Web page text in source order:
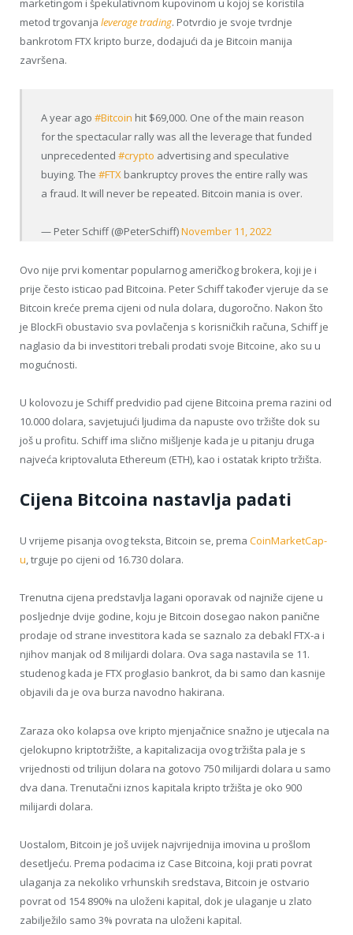
marketingom i špekulativnom kupovinom u kojoj se koristila
metod trgovanja leverage trading. Potvrdio je svoje tvrdnje
bankrotom FTX kripto burze, dodajući da je Bitcoin manija
završena.
A year ago#Bitcoin hit $69,000. One of the main reason
for the spectacular rally was all the leverage that funded
unprecedented#crypto advertising and speculative
buying. The#FTX bankruptcy proves the entire rally was
a fraud. It will never be repeated. Bitcoin mania is over.
— Peter Schiff (@PeterSchiff)November 11, 2022
Ovo nije prvi komentar popularnog američkog brokera, koji je i
prije često isticao pad Bitcoina. Peter Schiff također vjeruje da se
Bitcoin kreće prema cijeni od nula dolara, dugoročno. Nakon što
je BlockFi obustavio sva povlačenja s korisničkih računa, Schiff je
naglasio da bi investitori trebali prodati svoje Bitcoine, ako su u
mogućnosti.
U kolovozu je Schiff predvidio pad cijene Bitcoina prema razini od
10.000 dolara, savjetujući ljudima da napuste ovo tržište dok su
još u profitu. Schiff ima slično mišljenje kada je u pitanju druga
najveća kriptovaluta Ethereum (ETH), kao i ostatak kripto tržišta.
Cijena Bitcoina nastavlja padati
U vrijeme pisanja ovog teksta, Bitcoin se, prema CoinMarketCap-
u, trguje po cijeni od 16.730 dolara.
Trenutna cijena predstavlja lagani oporavak od najniže cijene u
posljednje dvije godine, koju je Bitcoin dosegao nakon panične
prodaje od strane investitora kada se saznalo za debakl FTX-a i
njihov manjak od 8 milijardi dolara. Ova saga nastavila se 11.
studenog kada je FTX proglasio bankrot, da bi samo dan kasnije
objavili da je ova burza navodno hakirana.
Zaraza oko kolapsa ove kripto mjenjačnice snažno je utjecala na
cjelokupno kriptotržište, a kapitalizacija ovog tržišta pala je s
vrijednosti od trilijun dolara na gotovo 750 milijardi dolara u samo
dva dana. Trenutačni iznos kapitala kripto tržišta je oko 900
milijardi dolara.
Uostalom, Bitcoin je još uvijek najvrijednija imovina u prošlom
desetljeću. Prema podacima iz Case Bitcoina, koji prati povrat
ulaganja za nekoliko vrhunskih sredstava, Bitcoin je ostvario
povrat od 154 890% na uloženi kapital, dok je ulaganje u zlato
zabilježilo samo 3% povrata na uloženi kapital.